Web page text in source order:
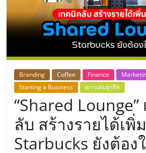
รวม
ธุรกิจ
เอ
ส
Branding Coffee Finance
Starting a Business
ดาวเด่นธุรกิจ
“Shared
ลับ สร้างรายได้เพิ่
Starbucks ยังต้อง